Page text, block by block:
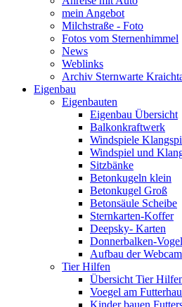
mein Angebot
Milchstraße - Foto
Fotos vom Sternenhimmel
News
Weblinks
Archiv Sternwarte
Eigenbau
Eigenbauten
Eigenbau Übersicht
Balkonkraftwerk
Windspiele
Windspiel und
Sitzbänke
Betonkugeln klein
Betonkugel Groß
Betonsäule Scheibe
Sternkarten-Koffer
Deepsky- Karten
Donnerbalken-Vogel
Aufbau der Webcam
Tier Hilfen
Übersicht Tier
Voegel am
Kinder bauen